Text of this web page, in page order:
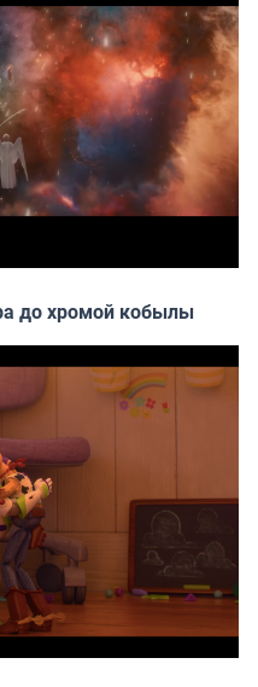
до хромой кобылы